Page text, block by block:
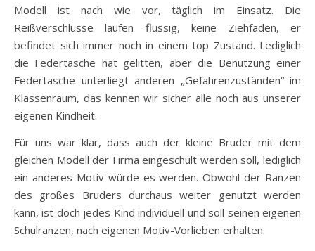
Modell ist nach wie vor, täglich im Einsatz. Die
Reißverschlüsse laufen flüssig, keine Ziehfäden, er
befindet sich immer noch in einem top Zustand. Lediglich
die Federtasche hat gelitten, aber die Benutzung einer
Federtasche unterliegt anderen „Gefahrenzuständen“ im
Klassenraum, das kennen wir sicher alle noch aus unserer
eigenen Kindheit.
Für uns war klar, dass auch der kleine Bruder mit dem
gleichen Modell der Firma eingeschult werden soll, lediglich
ein anderes Motiv würde es werden. Obwohl der Ranzen
des großes Bruders durchaus weiter genutzt werden
kann, ist doch jedes Kind individuell und soll seinen eigenen
Schulranzen, nach eigenen Motiv-Vorlieben erhalten.